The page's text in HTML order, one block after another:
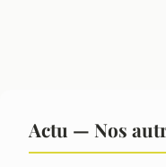
Actu — Nos